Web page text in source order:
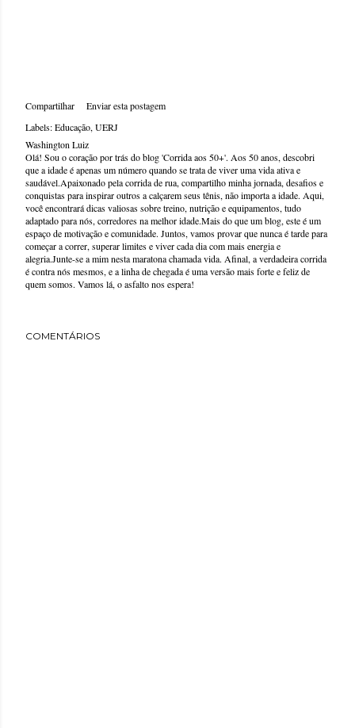
Compartilhar
Enviar esta postagem
Labels:Educação UERJ
Washington Luiz
Olá! Sou o coração por trás do blog 'Corrida aos 50+'. Aos 50 anos, descobri
que a idade é apenas um número quando se trata de viver uma vida ativa e
saudável.Apaixonado pela corrida de rua, compartilho minha jornada, desafios e
conquistas para inspirar outros a calçarem seus tênis, não importa a idade. Aqui,
você encontrará dicas valiosas sobre treino, nutrição e equipamentos, tudo
adaptado para nós, corredores na melhor idade.Mais do que um blog, este é um
espaço de motivação e comunidade. Juntos, vamos provar que nunca é tarde para
começar a correr, superar limites e viver cada dia com mais energia e
alegria.Junte-se a mim nesta maratona chamada vida. Afinal, a verdadeira corrida
é contra nós mesmos, e a linha de chegada é uma versão mais forte e feliz de
quem somos. Vamos lá, o asfalto nos espera!
COMENTÁRIOS